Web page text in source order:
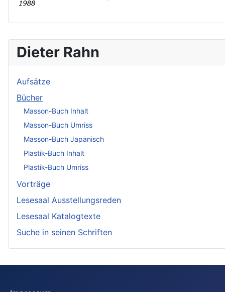
Dieter Rahn
Aufsätze
Bücher
Masson-Buch Inhalt
Masson-Buch Umriss
Masson-Buch Japanisch
Plastik-Buch Inhalt
Plastik-Buch Umriss
Vorträge
Lesesaal Ausstellungsreden
Lesesaal Katalogtexte
Suche in seinen Schriften